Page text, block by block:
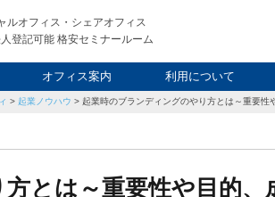
ルオフィス・シェアオフィス
登記可能 格安セミナールーム
ド
オフィス案内 利用について
利用料金
申込について
FAQ
> 起業ノウハウ > 起業時のブランディングのやり方とは～重要性
とは～重要性や目的、